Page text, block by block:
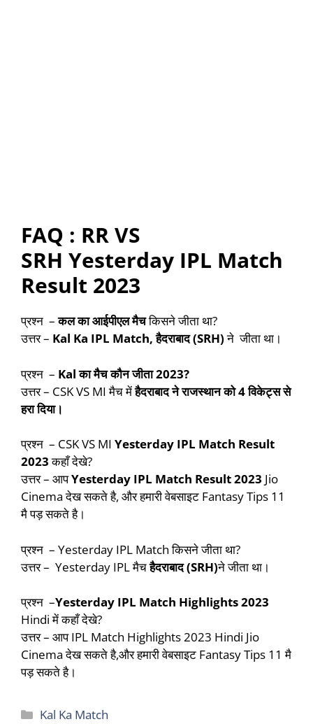
FAQ : RR VS
SRH Yesterday IPL Match
Result 2023
प्रश्न –कल का आईपीएल मैचकिसने जीता था?
उत्तर – Kal Ka IPL Match, हैदराबाद(SRH)ने जीता था।
प्रश्न – Kalका मैच कौन जीता2023?
उत्तर – CSK VS MI मैच मेंहैदराबादनेराजस्थानको4विकेट्स से
हरा दिया।
प्रश्न – CSK VS MI Yesterday IPL Match Result
2023कहाँ देखे?
उत्तर – आपYesterday IPL Match Result 2023 Jio
Cinema देख सकते है, और हमारी वेबसाइट Fantasy Tips 11
मै पड़ सकते है।
प्रश्न – Yesterday IPL Match किसने जीता था?
उत्तर – Yesterday IPL मैचहैदराबाद(SRH)ने जीता था।
प्रश्न –Yesterday IPL Match Highlights 2023
Hindi में कहाँ देखे?
उत्तर – आप IPL Match Highlights 2023 Hindi Jio
Cinema देख सकते है,और हमारी वेबसाइट Fantasy Tips 11 मै
पड़ सकते है।
Categories
Kal Ka Match